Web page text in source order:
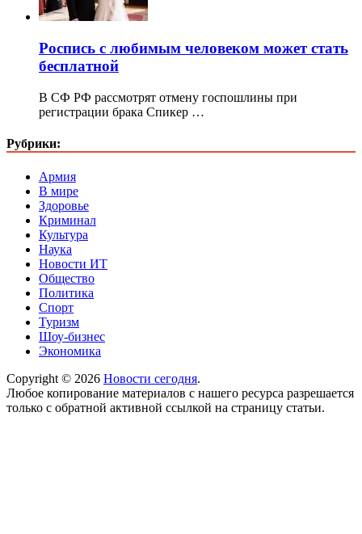
Роспись с любимым человеком может стать
бесплатной
В СФ РФ рассмотрят отмену госпошлины при
регистрации брака Спикер …
Рубрики:
Армия
В мире
Здоровье
Криминал
Культура
Наука
Новости ИТ
Общество
Политика
Спорт
Туризм
Шоу-бизнес
Экономика
Copyright © 2026 Новости сегодня.
Любое копирование материалов с нашего ресурса разрешается
только с обратной активной ссылкой на страницу статьи.